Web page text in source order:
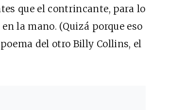
que el contrincante, para lo
la mano. (Quizá porque eso
del otro Billy Collins, el